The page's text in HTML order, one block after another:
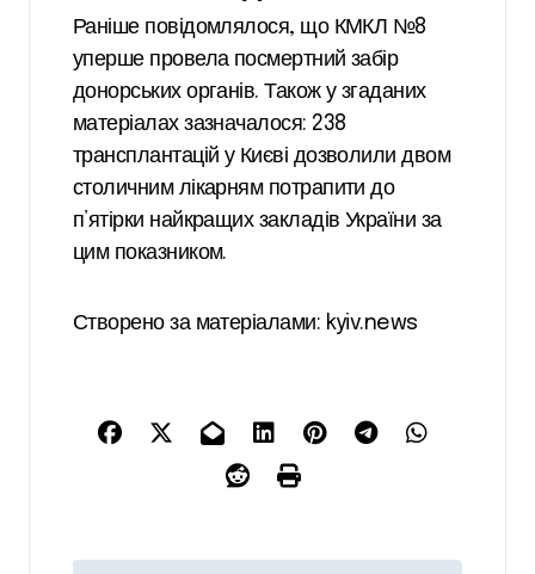
Раніше повідомлялося, що КМКЛ №8
уперше провела посмертний забір
донорських органів. Також у згаданих
матеріалах зазначалося: 238
трансплантацій у Києві дозволили двом
столичним лікарням потрапити до
п’ятірки найкращих закладів України за
цим показником.
Створено за матеріалами: kyiv.news